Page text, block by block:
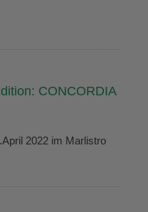
CONCORDIA
2022 im Marlistro